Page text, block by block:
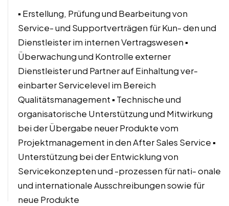
▪ Erstellung, Prüfung und Bearbeitung von
Service- und Supportverträgen für Kun- den und
Dienstleister im internen Vertragswesen ▪
Überwachung und Kontrolle externer
Dienstleister und Partner auf Einhaltung ver-
einbarter Servicelevel im Bereich
Qualitätsmanagement ▪ Technische und
organisatorische Unterstützung und Mitwirkung
bei der Übergabe neuer Produkte vom
Projektmanagement in den After Sales Service ▪
Unterstützung bei der Entwicklung von
Servicekonzepten und -prozessen für nati- onale
und internationale Ausschreibungen sowie für
neue Produkte